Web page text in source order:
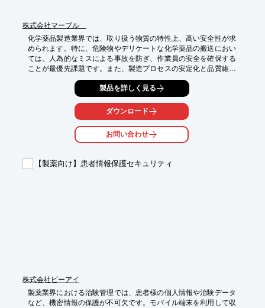
株式会社マーブル
化学薬品製造業界では、取り扱う物質の特性上、高い安全性が求
められます。特に、危険物やデリケートな化学薬品の搬送におい
ては、人為的なミスによる事故を防ぎ、作業員の安全を確保する
ことが最優先課題です。また、製造プロセスの安定化と品質維持
のためには、正確かつ丁寧な取り扱いが不可欠となります。これ
らの課題に対応し、安全性を高めながら生産性を向上させる自動
搬送ソリューションが求められています。
協働ロボットアーム搭載型AGV「ΣoneRobo」は、これらの課題
に対し、柔軟かつ高精度な搬送ソリューションを提供いたしま
・危険物・高付加価値薬品の安全搬送
製品を詳しく見る
ダウンロード
お問い合わせ
【製薬向け】患者情報保護セキュリティ
株式会社ビーアイ
製薬業界における治験管理では、患者様の個人情報や治験データ
など、機密情報の保護が不可欠です。モバイル端末を利用して収